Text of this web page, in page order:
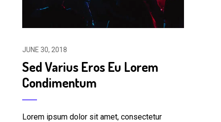
JUNE 30, 2018
Sed Varius Eros Eu Lorem
Condimentum
Lorem ipsum dolor sit amet, consectetur